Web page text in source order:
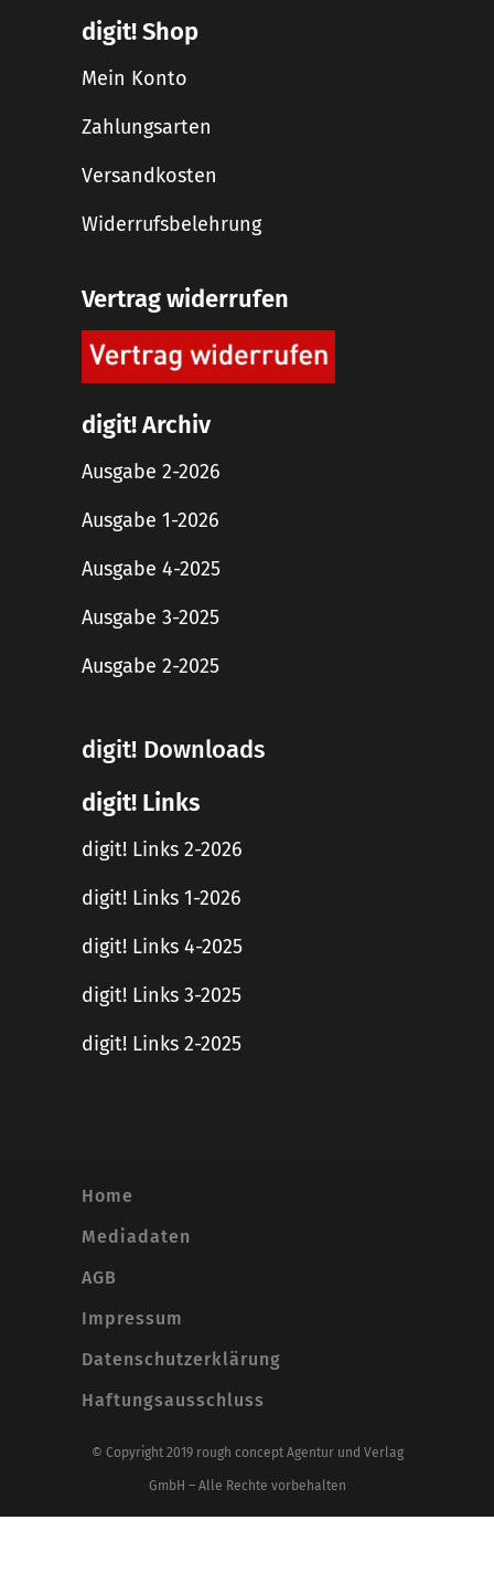
digit! Shop
Mein Konto
Zahlungsarten
Versandkosten
Widerrufsbelehrung
Vertrag widerrufen
digit! Archiv
Ausgabe 2-2026
Ausgabe 1-2026
Ausgabe 4-2025
Ausgabe 3-2025
Ausgabe 2-2025
digit! Downloads
digit! Links
digit! Links 2-2026
digit! Links 1-2026
digit! Links 4-2025
digit! Links 3-2025
digit! Links 2-2025
Home
Mediadaten
AGB
Impressum
Datenschutzerklärung
Haftungsausschluss
© Copyright 2019 rough concept Agentur und Verlag
GmbH – Alle Rechte vorbehalten